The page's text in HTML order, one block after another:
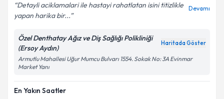
Detayli aciklamalari ile hastayi rahatlatan isini titizlikle
yapan harika bir...
Devamı
Özel Denthatay Ağız ve Diş Sağlığı Polikliniği
(Ersoy Aydın)
Haritada Göster
Armutlu Mahallesi Uğur Mumcu Bulvarı 1554. Sokak No: 3A Evinmar
Market Yanı
En Yakın Saatler